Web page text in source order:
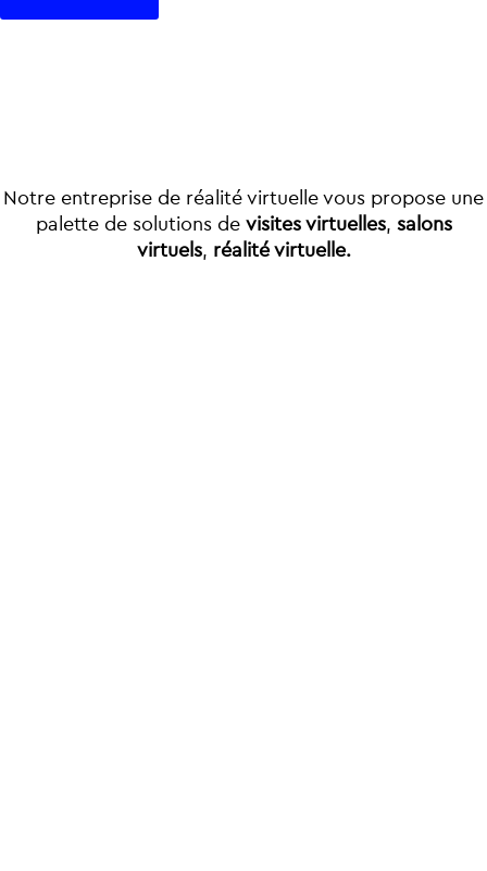
Notre entreprise de réalité virtuelle vous propose une
palette de solutions de visites virtuelles, salons
virtuels, réalité virtuelle.